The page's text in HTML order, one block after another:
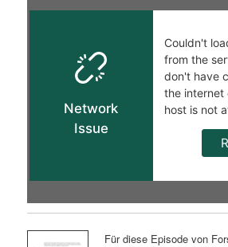
Für diese Episode von